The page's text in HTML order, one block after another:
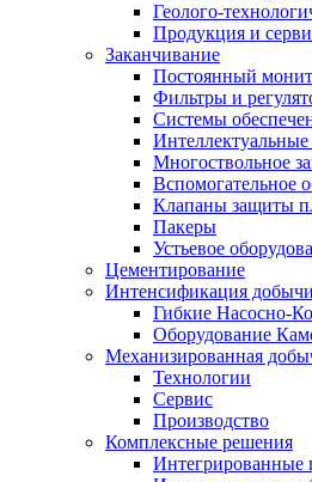
Геолого-
Продукция и
Заканчивание
Постоянный
Фильтры и
Cистемы
Многоствольное
Вспомогательное
Клапаны защиты
Пакеры
Устьевое
Цементирование
Интенсификация добычи
Гибкие Насосно-
Оборудование
Механизированная
Технологии
Сервис
Производство
Комплексные решения
Интегрированные